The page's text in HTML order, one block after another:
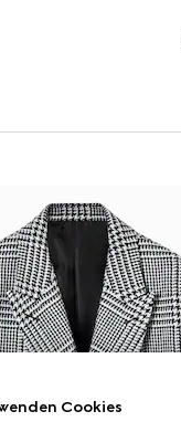
Cookies